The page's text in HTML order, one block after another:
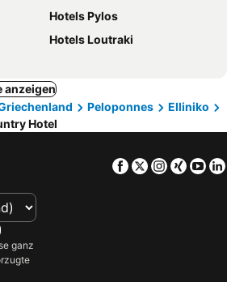
Hotels Pylos
Hotels Loutraki
anzeigen
Peloponnes
Elliniko
Hotel
Facebook
TwitterXing
ganz